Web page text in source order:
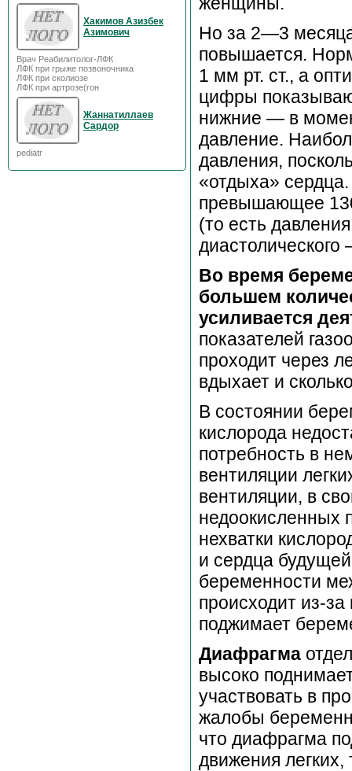
Хакимов Азизбек
Азимович
Врач Реабилитолог-ЛФК
ЛФК при грыже позвоночника
ЛФК при сколиозе
ЛФК при артрозе(гон
Жаннатиллаев
Сардор
pediatr
Но за 2—3
повышается.
1 мм рт. ст., а
цифры
нижние — в
давление.
давления,
«отдыха»
превышающее
(то есть
диастолического
Во время
большем
усиливается
показателей
проходит через
вдыхает и
В состоянии
кислорода
потребность в
вентиляции
вентиляции, в
недоокисленных
нехватки
и сердца
беременности
происходит из-
поджимает
Диафрагма
высоко
участвовать в
жалобы
что диафрагма
движения